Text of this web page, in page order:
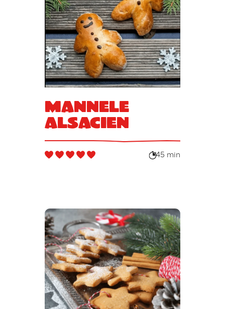
Mannele
alsacien
45 min